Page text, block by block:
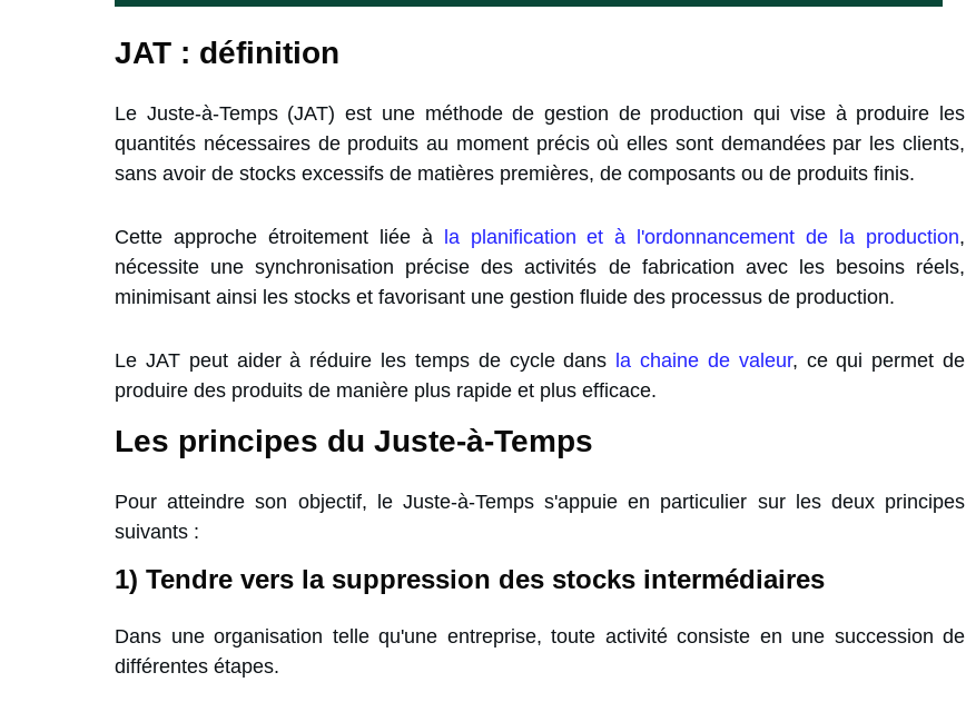
JAT : définition
Le Juste-à-Temps (JAT) est une méthode de gestion de production qui vise à produire les
quantités nécessaires de produits au moment précis où elles sont demandées par les clients,
sans avoir de stocks excessifs de matières premières, de composants ou de produits finis.
Cette approche étroitement liée à la planification et à l'ordonnancement de la production,
nécessite une synchronisation précise des activités de fabrication avec les besoins réels,
minimisant ainsi les stocks et favorisant une gestion fluide des processus de production.
Le JAT peut aider à réduire les temps de cycle dans la chaine de valeur, ce qui permet de
produire des produits de manière plus rapide et plus efficace.
Les principes du Juste-à-Temps
Pour atteindre son objectif, le Juste-à-Temps s'appuie en particulier sur les deux principes
suivants :
1) Tendre vers la suppression des stocks intermédiaires
Dans une organisation telle qu'une entreprise, toute activité consiste en une succession de
différentes étapes.